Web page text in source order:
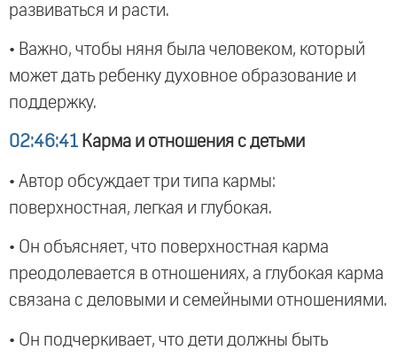
развиваться и расти.
• Важно, чтобы няня была человеком, который
может дать ребенку духовное образование и
поддержку.
02:46:41 Карма и отношения с детьми
• Автор обсуждает три типа кармы:
поверхностная, легкая и глубокая.
• Он объясняет, что поверхностная карма
преодолевается в отношениях, а глубокая карма
связана с деловыми и семейными отношениями.
• Он подчеркивает, что дети должны быть